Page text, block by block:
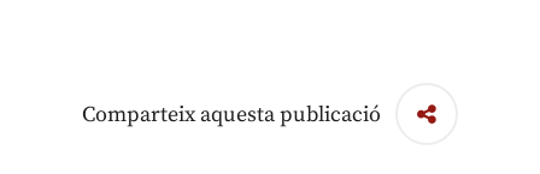
Comparteix aquesta publicació